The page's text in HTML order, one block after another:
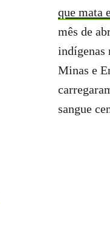
que mata
mês de
indígenas
Minas e
sangue